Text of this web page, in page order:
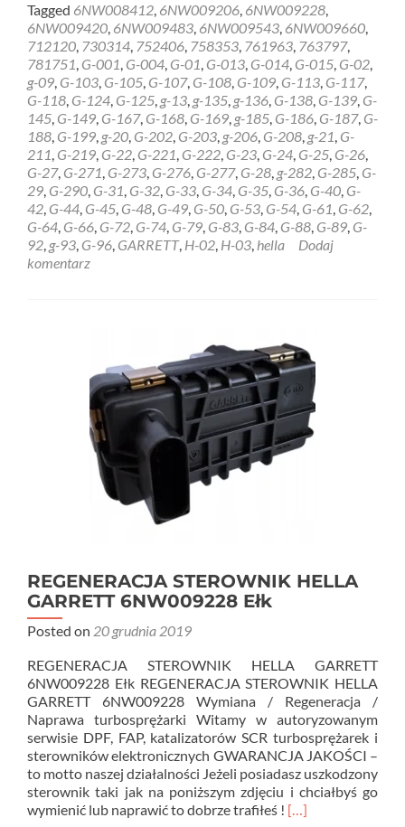
about
REGENERACJA
STEROWNIK
HELLA
GARRETT
6NW009228
Białystok
Tagged 6NW008412, 6NW009206, 6NW009228,
6NW009420, 6NW009483, 6NW009543, 6NW009660,
712120, 730314, 752406, 758353, 761963, 763797,
781751, G-001, G-004, G-01, G-013, G-014, G-015, G-02,
g-09, G-103, G-105, G-107, G-108, G-109, G-113, G-117,
G-118, G-124, G-125, g-13, g-135, g-136, G-138, G-139, G-
145, G-149, G-167, G-168, G-169, g-185, G-186, G-187, G-
188, G-199, g-20, G-202, G-203, g-206, G-208, g-21, G-
211, G-219, G-22, G-221, G-222, G-23, G-24, G-25, G-26,
G-27, G-271, G-273, G-276, G-277, G-28, g-282, G-285, G-
29, G-290, G-31, G-32, G-33, G-34, G-35, G-36, G-40, G-
42, G-44, G-45, G-48, G-49, G-50, G-53, G-54, G-61, G-62,
G-64, G-66, G-72, G-74, G-79, G-83, G-84, G-88, G-89, G-
92, g-93, G-96, GARRETT, H-02, H-03, hella
Dodaj
komentarz
REGENERACJA STEROWNIK HELLA
GARRETT 6NW009228 Ełk
Posted on 20 grudnia 2019
REGENERACJA STEROWNIK HELLA GARRETT
6NW009228 Ełk REGENERACJA STEROWNIK HELLA
GARRETT 6NW009228 Wymiana / Regeneracja /
Naprawa turbosprężarki Witamy w autoryzowanym
serwisie DPF, FAP, katalizatorów SCR turbosprężarek i
sterowników elektronicznych GWARANCJA JAKOŚCI –
to motto naszej działalności Jeżeli posiadasz uszkodzony
sterownik taki jak na poniższym zdjęciu i chciałbyś go
wymienić lub naprawić to dobrze trafiłeś ! Read
[…]